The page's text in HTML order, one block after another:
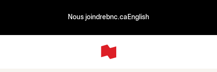
Nous joindrebnc.ca English